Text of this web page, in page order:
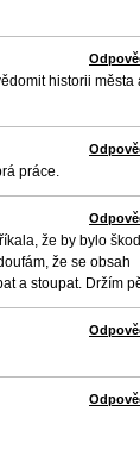
historii města
práce.
že by bylo
že se obsah
a stoupat. Držím